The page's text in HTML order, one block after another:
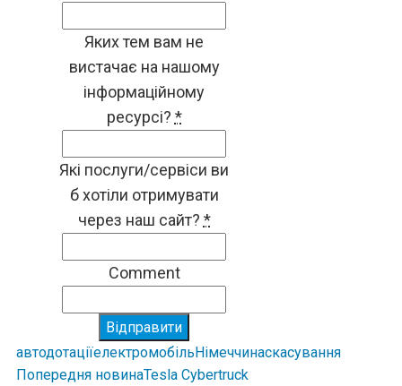
Яких тем вам не
вистачає на нашому
інформаційному
ресурсі? *
Які послуги/сервіси ви
б хотіли отримувати
через наш сайт? *
Comment
Відправити
автодотаціїелектромобіль Німеччинаскасування
Попередня новинаTesla Cybertruck